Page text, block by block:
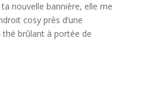
nouvelle bannière, elle me
cosy près d’une
thé brûlant à portée de